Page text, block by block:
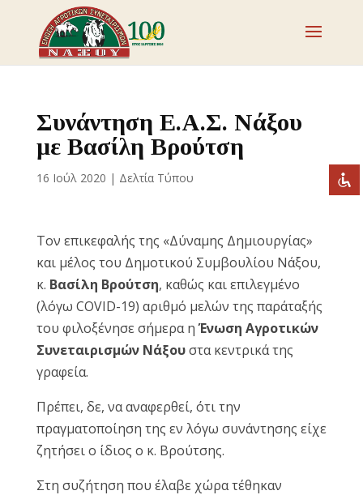
Επισημάνετε επικεφαλίδες
Σμίκρυνση
Μείωση γραμματοσειράς
spellcheck Ευανάγνωστη γραμματοσειρά
brightness_high Έντονη αντίθεση
brightness_low Σκοτεινή αντίθεση
format_underlined Υπογράμμισε συνδέσμους
font_download Επισήμανση συνδέσμων
all
options
Συνάντηση Ε.Α.Σ. Νάξου
με Βασίλη Βρούτση
16 Ιούλ 2020 | Δελτία Τύπου
Τον επικεφαλής της «Δύναμης Δημιουργίας»
και μέλος του Δημοτικού Συμβουλίου Νάξου,
κ. Βασίλη Βρούτση, καθώς και επιλεγμένο
(λόγω COVID-19) αριθμό μελών της παράταξής
του φιλοξένησε σήμερα ηΈνωση Αγροτικών
Συνεταιρισμών Νάξουστα κεντρικά της
γραφεία.
Πρέπει, δε, να αναφερθεί, ότι την
πραγματοποίηση της εν λόγω συνάντησης είχε
ζητήσει ο ίδιος ο κ. Βρούτσης.
Στη συζήτηση που έλαβε χώρα τέθηκαν